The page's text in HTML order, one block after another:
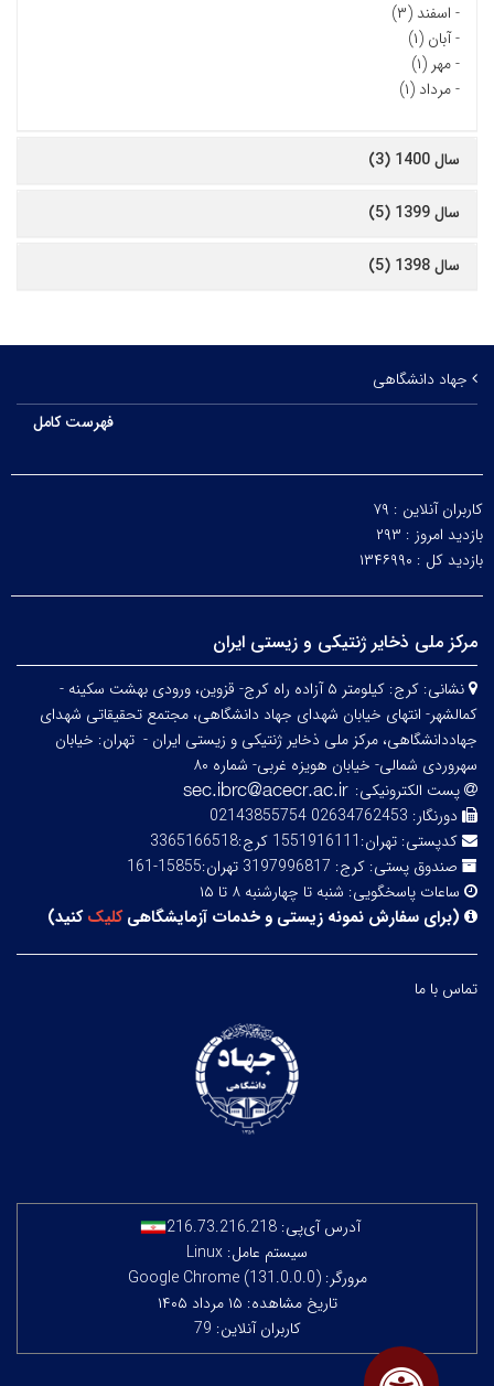
- اسفند (۳)
-آبان (۱)
-مهر (۱)
-مرداد (۱)
سال 1400 (3)
سال 1399 (5)
سال 1398 (5)
جهاد دانشگاهی
فهرست کامل
کاربران آنلاین : ۷۹
بازدید امروز : ۲۹۳
بازدید کل : ۱۳۴۶۹۹۰
مرکز ملی ذخایر ژنتیکی و زیستی ایران
نشانی:
کرج: کیلومتر ۵ آزاده راه کرج- قزوین، ورودی بهشت سکینه -
کمالشهر- انتهای خیابان شهدای جهاد دانشگاهی، مجتمع تحقیقاتی شهدای
جهاددانشگاهی، مرکز ملی ذخایر ژنتیکی و زیستی ایران - تهران: خیابان
سهروردی شمالی- خیابان هویزه غربی- شماره ۸۰
پست الکترونیکی:
دورنگار: 02634762453 02143855754
کدپستی: تهران:1551916111 کرج:3365166518
صندوق پستی: کرج: 3197996817 تهران:15855-161
ساعات پاسخگویی: شنبه تا چهارشنبه ۸ تا ۱۵
(برای سفارش نمونه زیستی و خدمات آزمایشگاهیکلیککنید)
تماس با ما
آدرس آی‌پی: 216.73.216.218
سیستم عامل: Linux
مرورگر: Google Chrome (131.0.0.0)
تاریخ مشاهده: ۱۵ مرداد ۱۴۰۵
کاربران آنلاین: 79